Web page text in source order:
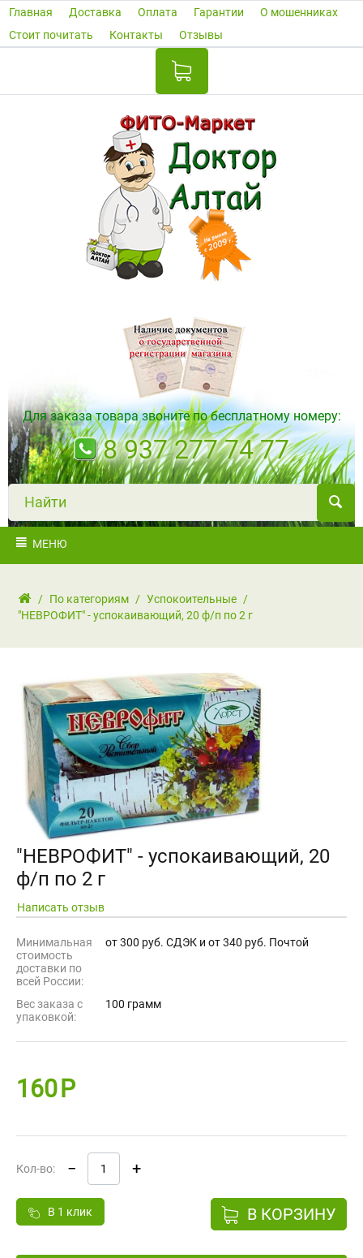
Главная Доставка Оплата Гарантии
О мошенниках
Стоит почитать
Контакты Отзывы
Для заказа товара звоните по бесплатному номеру:
8 937 277 74 77
Найти
МЕНЮ
/ По категориям / Успокоительные /
"НЕВРОФИТ" - успокаивающий, 20 ф/п по 2 г
"НЕВРОФИТ" - успокаивающий, 20
ф/п по 2 г
Написать отзыв
Минимальная
стоимость
доставки по
всей России:
от 300 руб. СДЭК и от 340 руб. Почтой
Вес заказа с
упаковкой:
100 грамм
160 Р
Кол-во: +
−
В 1 клик В КОРЗИНУ